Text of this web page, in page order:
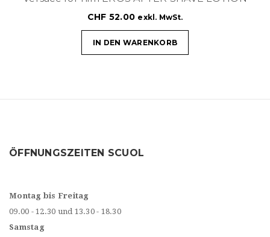
CHF 52.00 exkl. MwSt.
IN DEN WARENKORB
ÖFFNUNGSZEITEN SCUOL
Montag bis Freitag
09.00 - 12.30 und 13.30 - 18.30
Samstag